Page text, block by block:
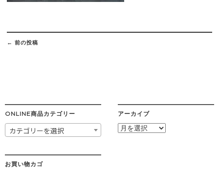
Post
navigation
← 前の投稿
ONLINE商品カテゴリー
カテゴリーを選択
アーカイブ
ア
お買い物カゴ